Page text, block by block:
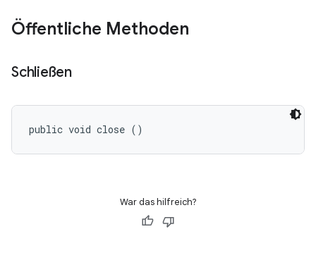
Öffentliche Methoden
Schließen
public void close ()
War das hilfreich?